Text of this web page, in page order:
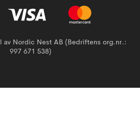
av Nordic Nest AB (Bedriftens org.nr.:
997 671 538)